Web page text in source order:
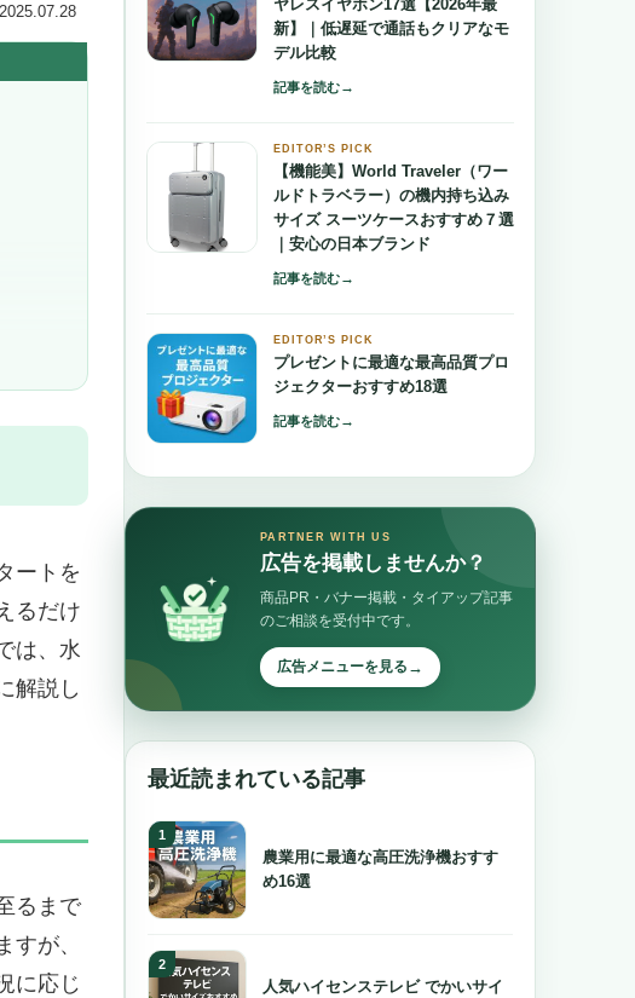
2025.07.28
42
ートを
るだけ
は、水
解説し
るまで
が、
に応じ
ヤレスイヤホン17選【2026年最
新】｜低遅延で通話もクリアなモ
デル比較
記事を読む→
EDITOR’S PICK
【機能美】World Traveler（ワー
ルドトラベラー）の機内持ち込み
サイズ スーツケースおすすめ７選
｜安心の日本ブランド
記事を読む→
EDITOR’S PICK
プレゼントに最適な最高品質プロ
ジェクターおすすめ18選
記事を読む→
PARTNER WITH US
広告を掲載しませんか？
商品PR・バナー掲載・タイアップ記事
のご相談を受付中です。
広告メニューを見る →
最近読まれている記事
農業用に最適な高圧洗浄機おすす
め16選
人気ハイセンステレビ でかいサイ